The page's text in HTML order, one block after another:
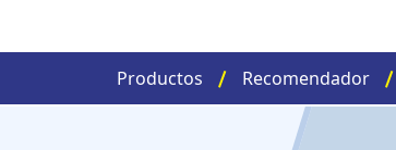
Productos Recomendador